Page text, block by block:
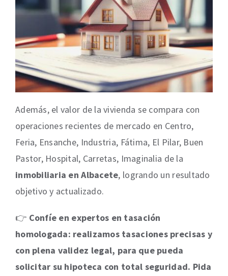
Además, el valor de la vivienda se compara con
operaciones recientes de mercado en Centro,
Feria, Ensanche, Industria, Fátima, El Pilar, Buen
Pastor, Hospital, Carretas, Imaginalia de la
inmobiliaria en Albacete, logrando un resultado
objetivo y actualizado.
👉 Confíe en expertos en tasación
homologada: realizamos tasaciones precisas y
con plena validez legal, para que pueda
solicitar su hipoteca con total seguridad. Pida